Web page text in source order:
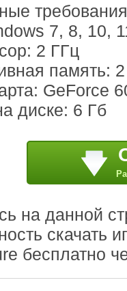
требования
7, 8, 10,
2 ГГц
память:
GeForce
диске: 6 Гб
на данной
скачать
бесплатно